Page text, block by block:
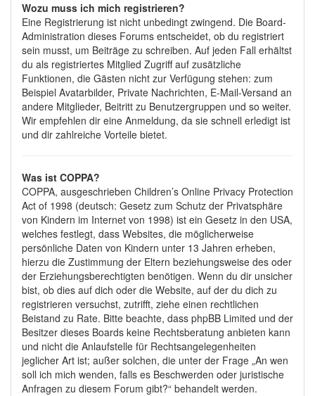
Wozu muss ich mich registrieren?
Eine Registrierung ist nicht unbedingt zwingend. Die Board-
Administration dieses Forums entscheidet, ob du registriert
sein musst, um Beiträge zu schreiben. Auf jeden Fall erhältst
du als registriertes Mitglied Zugriff auf zusätzliche
Funktionen, die Gästen nicht zur Verfügung stehen: zum
Beispiel Avatarbilder, Private Nachrichten, E-Mail-Versand an
andere Mitglieder, Beitritt zu Benutzergruppen und so weiter.
Wir empfehlen dir eine Anmeldung, da sie schnell erledigt ist
und dir zahlreiche Vorteile bietet.
Was ist COPPA?
COPPA, ausgeschrieben Children’s Online Privacy Protection
Act of 1998 (deutsch: Gesetz zum Schutz der Privatsphäre
von Kindern im Internet von 1998) ist ein Gesetz in den USA,
welches festlegt, dass Websites, die möglicherweise
persönliche Daten von Kindern unter 13 Jahren erheben,
hierzu die Zustimmung der Eltern beziehungsweise des oder
der Erziehungsberechtigten benötigen. Wenn du dir unsicher
bist, ob dies auf dich oder die Website, auf der du dich zu
registrieren versuchst, zutrifft, ziehe einen rechtlichen
Beistand zu Rate. Bitte beachte, dass phpBB Limited und der
Besitzer dieses Boards keine Rechtsberatung anbieten kann
und nicht die Anlaufstelle für Rechtsangelegenheiten
jeglicher Art ist; außer solchen, die unter der Frage „An wen
soll ich mich wenden, falls es Beschwerden oder juristische
Anfragen zu diesem Forum gibt?“ behandelt werden.